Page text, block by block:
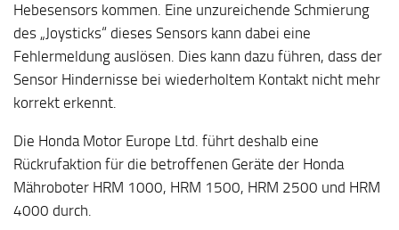
Hebesensors kommen. Eine unzureichende Schmierung
des „Joysticks“ dieses Sensors kann dabei eine
Fehlermeldung auslösen. Dies kann dazu führen, dass der
Sensor Hindernisse bei wiederholtem Kontakt nicht mehr
korrekt erkennt.
Die Honda Motor Europe Ltd. führt deshalb eine
Rückrufaktion für die betroffenen Geräte der Honda
Mähroboter HRM 1000, HRM 1500, HRM 2500 und HRM
4000 durch.